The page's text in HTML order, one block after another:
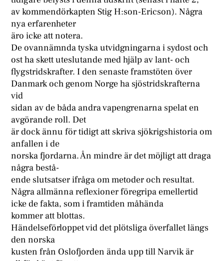
av kommendörkapten Stig H:son-Ericson). Några
nya erfarenheter
äro icke att notera.
De ovannämnda tyska utvidgningarna i sydost och
ost ha skett uteslutande med hjälp av lant- och
flygstridskrafter. I den senaste framstöten över
Danmark och genom Norge ha sjöstridskrafterna
vid
sidan av de båda andra vapengrenarna spelat en
avgörande roll. Det
är dock ännu för tidigt att skriva sjökrigshistoria om
anfallen i de
norska fjordarna. Ån mindre är det möjligt att draga
några bestå-
ende slutsatser ifråga om metoder och resultat.
Några allmänna reflexioner föregripa emellertid
icke de fakta, som i framtiden måhända
kommer att blottas.
Händelseförloppet vid det plötsliga överfallet längs
den norska
kusten från Oslofjorden ända upp till Narvik är